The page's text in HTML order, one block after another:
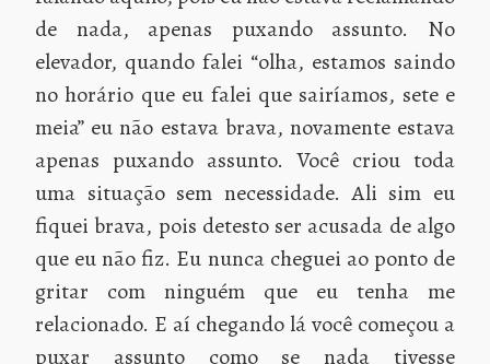
de nada, apenas puxando assunto. No
elevador, quando falei “olha, estamos saindo
no horário que eu falei que sairíamos, sete e
meia” eu não estava brava, novamente estava
apenas puxando assunto. Você criou toda
uma situação sem necessidade. Ali sim eu
fiquei brava, pois detesto ser acusada de algo
que eu não fiz. Eu nunca cheguei ao ponto de
gritar com ninguém que eu tenha me
relacionado. E aí chegando lá você começou a
puxar assunto como se nada tivesse